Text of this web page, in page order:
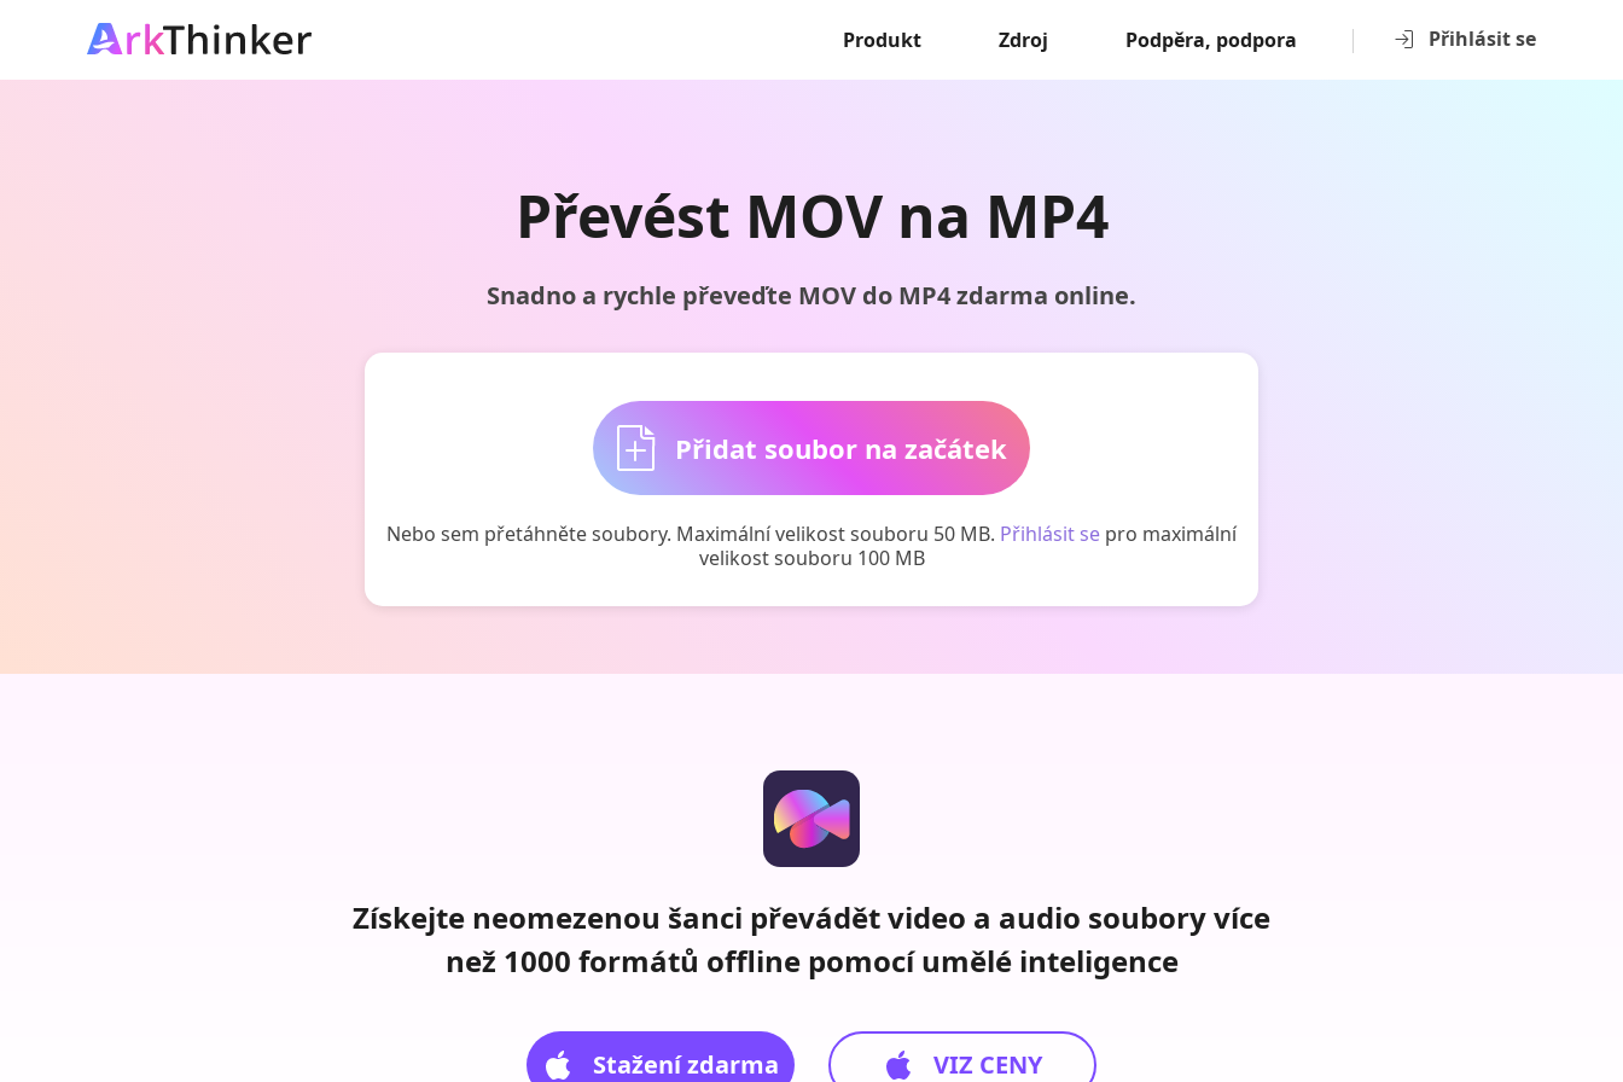
Přihlásit se
Produkt Zdroj Podpěra, podpora
Převést MOV na MP4
Snadno a rychle převeďte MOV do MP4 zdarma online.
Přidat soubor na začátek
Nebo sem přetáhněte soubory. Maximální velikost souboru 50 MB. Přihlásit se pro maximální
velikost souboru 100 MB
Získejte neomezenou šanci převádět video a audio soubory více
než 1000 formátů offline pomocí umělé inteligence
Stažení zdarma VIZ CENY